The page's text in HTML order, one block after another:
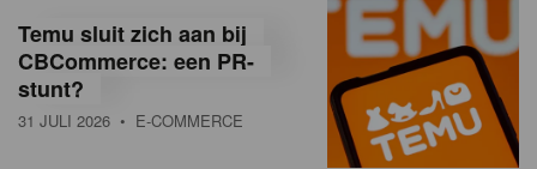
o
n
d
Temu sluit zich aan bij
CBCommerce: een PR-
stunt?
31 JULI 2026 • E-COMMERCE